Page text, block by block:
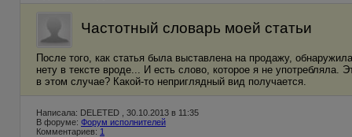
Частотный словарь моей статьи
После того, как статья была выставлена на продажу,
нету в тексте вроде... И есть слово, которое я не
в этом случае? Какой-то неприглядный вид получается.
Написала: DELETED , 30.10.2013 в 11:35
В форуме: Форум исполнителей
Комментариев: 1